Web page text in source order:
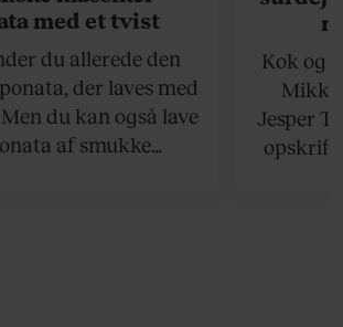
med et tvist
du allerede den
der laves med
du kan også lave
af smukke
Kok og
Jesper
opskrift